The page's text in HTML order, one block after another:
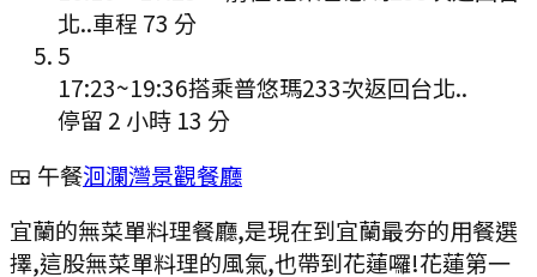
北..車程 73 分
5
17:23~19:36搭乘普悠瑪233次返回台北..
停留 2 小時 13 分
🍱 午餐洄瀾灣景觀餐廳
宜蘭的無菜單料理餐廳,是現在到宜蘭最夯的用餐選
擇,這股無菜單料理的風氣,也帶到花蓮囉!花蓮第一